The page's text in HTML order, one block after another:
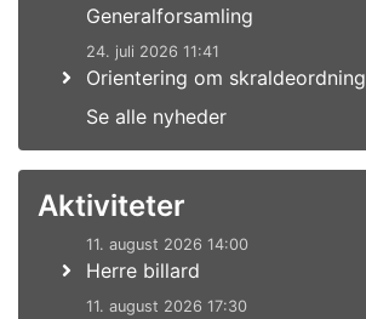
Generalforsamling
24. juli 2026 11:41
Orientering om skraldeordning
Se alle nyheder
Aktiviteter
11. august 2026 14:00
Herre billard
11. august 2026 17:30